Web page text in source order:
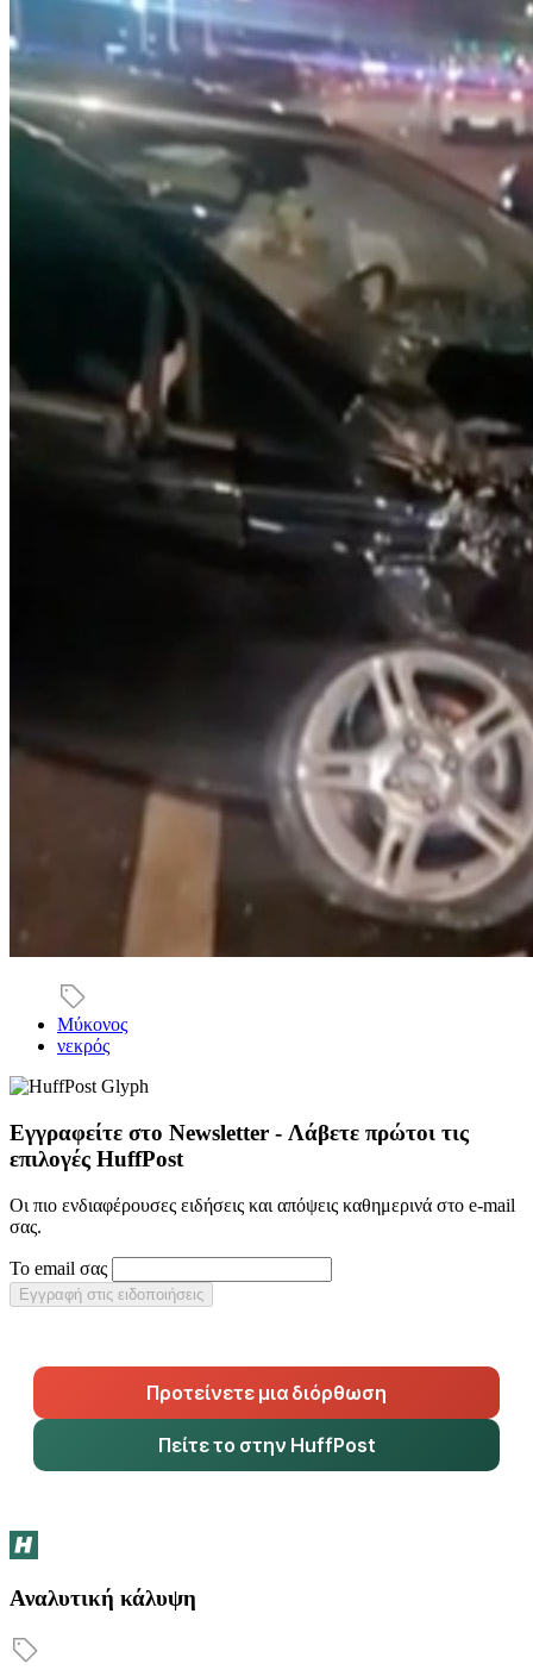
Μύκονος
νεκρός
Εγγραφείτε στο Newsletter - Λάβετε πρώτοι τις
επιλογές HuffPost
Οι πιο ενδιαφέρουσες ειδήσεις και απόψεις καθημερινά στο e-mail
σας.
Το email σας
Εγγραφή στις ειδοποιήσεις
Προτείνετε μια διόρθωση
Πείτε το στην HuffPost
Αναλυτική κάλυψη